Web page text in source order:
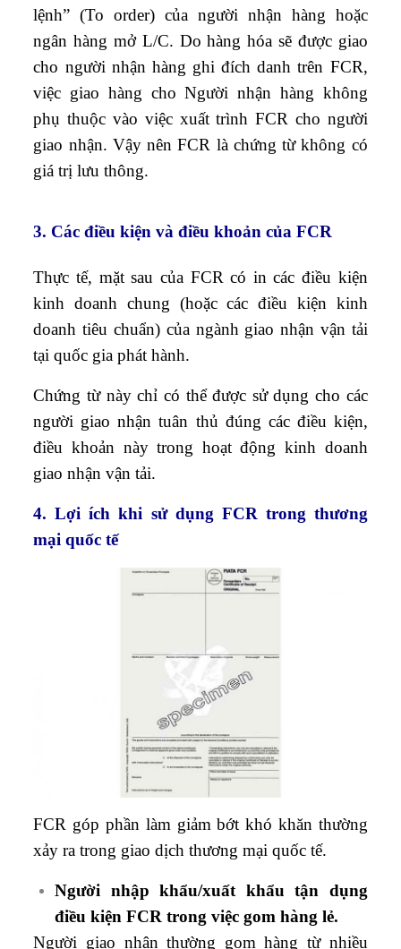
lệnh” (To order) của người nhận hàng hoặc
ngân hàng mở L/C. Do hàng hóa sẽ được giao
cho người nhận hàng ghi đích danh trên FCR,
việc giao hàng cho Người nhận hàng không
phụ thuộc vào việc xuất trình FCR cho người
giao nhận. Vậy nên FCR là chứng từ không có
giá trị lưu thông.
3. Các điều kiện và điều khoản của FCR
Thực tế, mặt sau của FCR có in các điều kiện
kinh doanh chung (hoặc các điều kiện kinh
doanh tiêu chuẩn) của ngành giao nhận vận tải
tại quốc gia phát hành.
Chứng từ này chỉ có thể được sử dụng cho các
người giao nhận tuân thủ đúng các điều kiện,
điều khoản này trong hoạt động kinh doanh
giao nhận vận tải.
4. Lợi ích khi sử dụng FCR trong thương
mại quốc tế
FCR góp phần làm giảm bớt khó khăn thường
xảy ra trong giao dịch thương mại quốc tế.
Người nhập khẩu/xuất khẩu tận dụng
điều kiện FCR trong việc gom hàng lẻ.
Người giao nhận thường gom hàng từ nhiều